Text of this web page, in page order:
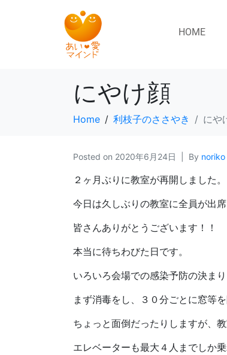
HOME
にやけ顔
Home 利枝子のささやき にや
Posted on 2020年6月24日 By noriko
２ヶ月ぶりに教室が再開しました。
今日は久しぶりの教室に全員が出席
皆さんありがとうございます！！
本当に待ちわびた日です。
いろいろ会場での感染予防の決ま
まず消毒をし、３０分ごとに窓等
ちょっと面倒だったりしますが、
エレベーターも最大４人までしか